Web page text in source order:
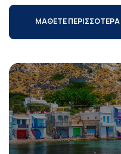
ΜΑΘΕΤΕ ΠΕΡΙΣΣΟΤΕΡΑ